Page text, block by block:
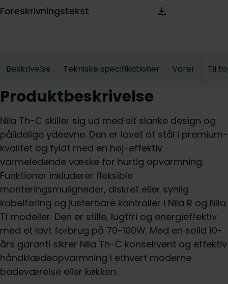
Foreskrivningstekst
Beskrivelse Tekniske specifikationer Varer Til
Produktbeskrivelse
Nila Th-C skiller sig ud med sit slanke design og
pålidelige ydeevne. Den er lavet af stål i premium-
kvalitet og fyldt med en høj-effektiv
varmeledende væske for hurtig opvarmning.
Funktioner inkluderer fleksible
monteringsmuligheder, diskret eller synlig
kabelføring og justerbare kontroller i Nila R og Nila
TI modeller. Den er stille, lugtfri og energieffektiv
med et lavt forbrug på 70-100W. Med en solid 10-
års garanti sikrer Nila Th-C konsekvent og effektiv
håndklædeopvarmning i ethvert moderne
badeværelse eller køkken.